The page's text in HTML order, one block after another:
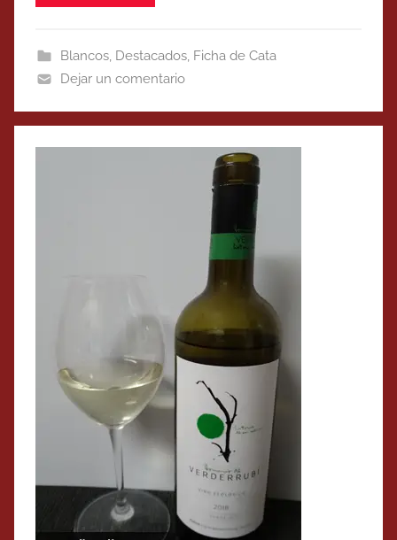
Blancos, Destacados, Ficha de Cata
Dejar un comentario